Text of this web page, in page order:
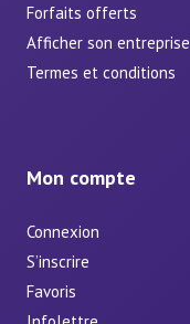
Forfaits offerts
Afficher son entreprise
Termes et conditions
Mon compte
Connexion
S’inscrire
Favoris